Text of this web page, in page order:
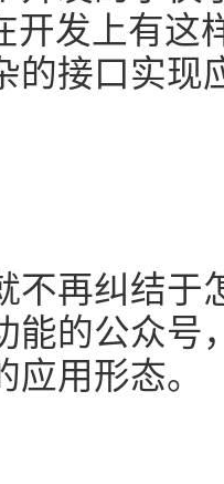
开发上有这
的接口实现
不再纠结于
能的公众号
用形态。